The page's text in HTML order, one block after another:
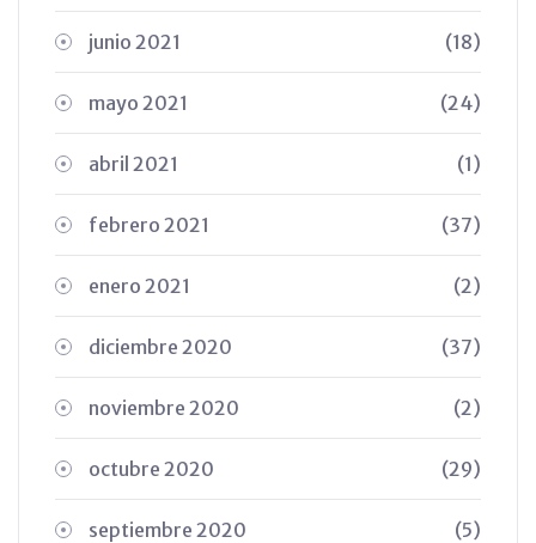
junio 2021 (18)
mayo 2021 (24)
abril 2021 (1)
febrero 2021 (37)
enero 2021 (2)
diciembre 2020 (37)
noviembre 2020 (2)
octubre 2020 (29)
septiembre 2020 (5)